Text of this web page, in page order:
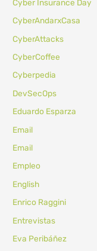
Cyber Insurance Day
CyberAndarxCasa
CyberAttacks
CyberCoffee
Cyberpedia
DevSecOps
Eduardo Esparza
Email
Email
Empleo
English
Enrico Raggini
Entrevistas
Eva Peribáñez